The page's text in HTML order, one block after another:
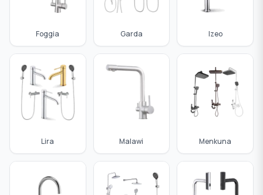
Foggia Garda Izeo
Lira Malawi Menkuna